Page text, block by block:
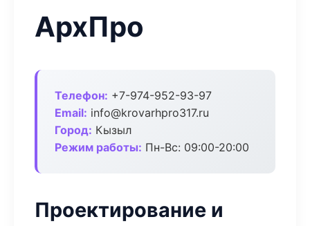
АрхПро
Телефон: +7-974-952-93-97
Email: info@krovarhpro317.ru
Город: Кызыл
Режим работы: Пн-Вс: 09:00-20:00
Проектирование и